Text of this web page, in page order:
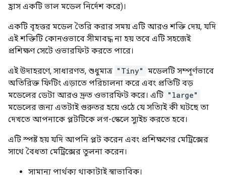
Epoch: 0, accuracy:0.5145,
Epoch: 100, accuracy:1.0000,
Epoch: 200, accuracy:1.0000,
হ্রাস একটি ভাল মডেল নির্দেশ করে)।
একটি বৃহত্তর মডেল তৈরি করার সময় এটি আরও শক্তি দেয়, যদি
এই শক্তিটি কোনওভাবে সীমাবদ্ধ না হয় তবে এটি সহজেই
প্রশিক্ষণ সেটে ওভারফিট করতে পারে।
এই উদাহরণে, সাধারণত, শুধুমাত্র "Tiny" মডেলটি সম্পূর্ণভাবে
অতিরিক্ত ফিটিং এড়াতে পরিচালনা করে এবং প্রতিটি বড়
মডেলের ডেটা আরও দ্রুত ওভারফিট করে। এটি "large"
মডেলের জন্য এতটাই গুরুতর হয়ে ওঠে যে সত্যিই কী ঘটছে তা
দেখতে আপনাকে প্লটটিকে লগ-স্কেলে স্যুইচ করতে হবে।
এটি স্পষ্ট হয় যদি আপনি প্লট করেন এবং প্রশিক্ষণের মেট্রিক্সের
সাথে বৈধতা মেট্রিক্সের তুলনা করেন।
সামান্য পার্থক্য থাকাটাই স্বাভাবিক।